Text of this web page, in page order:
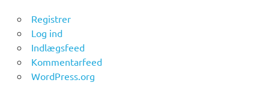
Registrer
Log ind
Indlægsfeed
Kommentarfeed
WordPress.org